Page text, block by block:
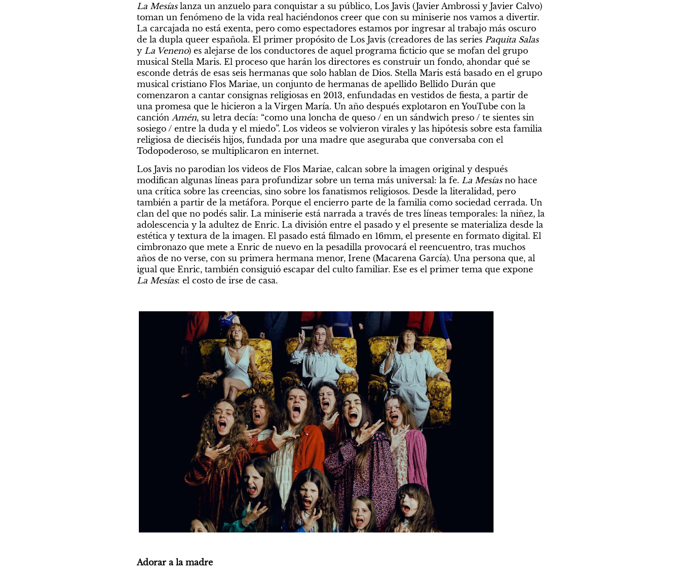
La Mesías lanza un anzuelo para conquistar a su público, Los Javis (Javier Ambrossi y Javier Calvo)
toman un fenómeno de la vida real haciéndonos creer que con su miniserie nos vamos a divertir.
La carcajada no está exenta, pero como espectadores estamos por ingresar al trabajo más oscuro
de la dupla queer española. El primer propósito de Los Javis (creadores de las series Paquita Salas
y La Veneno) es alejarse de los conductores de aquel programa ficticio que se mofan del grupo
musical Stella Maris. El proceso que harán los directores es construir un fondo, ahondar qué se
esconde detrás de esas seis hermanas que solo hablan de Dios. Stella Maris está basado en el grupo
musical cristiano Flos Mariae, un conjunto de hermanas de apellido Bellido Durán que
comenzaron a cantar consignas religiosas en 2013, enfundadas en vestidos de fiesta, a partir de
una promesa que le hicieron a la Virgen María. Un año después explotaron en YouTube con la
canción Amén, su letra decía: “como una loncha de queso / en un sándwich preso / te sientes sin
sosiego / entre la duda y el miedo”. Los videos se volvieron virales y las hipótesis sobre esta familia
religiosa de dieciséis hijos, fundada por una madre que aseguraba que conversaba con el
Todopoderoso, se multiplicaron en internet.
Los Javis no parodian los videos de Flos Mariae, calcan sobre la imagen original y después
modifican algunas líneas para profundizar sobre un tema más universal: la fe. La Mesías no hace
una crítica sobre las creencias, sino sobre los fanatismos religiosos. Desde la literalidad, pero
también a partir de la metáfora. Porque el encierro parte de la familia como sociedad cerrada. Un
clan del que no podés salir. La miniserie está narrada a través de tres líneas temporales: la niñez, la
adolescencia y la adultez de Enric. La división entre el pasado y el presente se materializa desde la
estética y textura de la imagen. El pasado está filmado en 16mm, el presente en formato digital. El
cimbronazo que mete a Enric de nuevo en la pesadilla provocará el reencuentro, tras muchos
años de no verse, con su primera hermana menor, Irene (Macarena García). Una persona que, al
igual que Enric, también consiguió escapar del culto familiar. Ese es el primer tema que expone
La Mesías: el costo de irse de casa.
Adorar a la madre